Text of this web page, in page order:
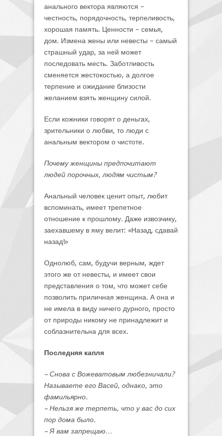
анального вектора являются –
честность, порядочность, терпеливость,
хорошая память. Ценности – семья,
дом. Измена жены или невесты – самый
страшный удар, за ней может
последовать месть. Заботливость
сменяется жестокостью, а долгое
терпение и ожидание близости
желанием взять женщину силой.
Если кожники говорят о деньгах,
зрительники о любви, то люди с
анальным вектором о чистоте.
Почему женщины предпочитают
людей порочных, людям чистым?
Анальный человек ценит опыт, любит
вспоминать, имеет трепетное
отношение к прошлому. Даже извозчику,
заехавшему в яму велит: «Назад, сдавай
назад!»
Однолюб, сам, будучи верным, ждет
этого же от невесты, и имеет свои
представления о том, что может себе
позволить приличная женщина. А она и
не имела в виду ничего дурного, просто
от природы никому не принадлежит и
соблазнительна для всех.
Последняя капля
– Снова с Вожеватовым любезничали?
Называете его Васей, однако, это
фамильярно.
– Нельзя же терпеть, что у вас до сих
пор дома было.
– Я вам запрещаю…